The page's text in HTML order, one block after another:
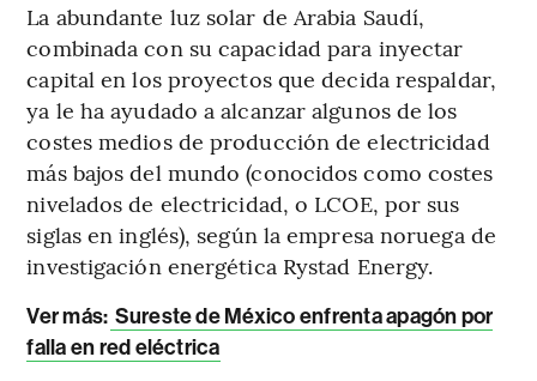
La abundante luz solar de Arabia Saudí,
combinada con su capacidad para inyectar
capital en los proyectos que decida respaldar,
ya le ha ayudado a alcanzar algunos de los
costes medios de producción de electricidad
más bajos del mundo (conocidos como costes
nivelados de electricidad, o LCOE, por sus
siglas en inglés), según la empresa noruega de
investigación energética Rystad Energy.
Ver más: Sureste de México enfrenta apagón por
falla en red eléctrica